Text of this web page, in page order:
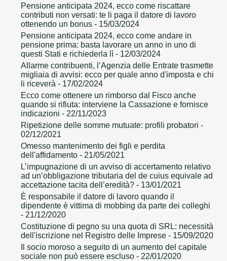
Pensione anticipata 2024, ecco come riscattare
contributi non versati: te li paga il datore di lavoro
ottenendo un bonus - 15/03/2024
Pensione anticipata 2024, ecco come andare in
pensione prima: basta lavorare un anno in uno di
questi Stati e richiederla lì - 12/03/2024
Allarme contribuenti, l’Agenzia delle Entrate trasmette
migliaia di avvisi: ecco per quale anno d'imposta e chi
li riceverà - 17/02/2024
Ecco come ottenere un rimborso dal Fisco anche
quando si rifiuta: interviene la Cassazione e fornisce
indicazioni - 22/11/2023
Ripetizione delle somme mutuate: profili probatori -
02/12/2021
Omesso mantenimento dei figli e perdita
dell'affidamento - 21/05/2021
L’impugnazione di un avviso di accertamento relativo
ad un’obbligazione tributaria del de cuius equivale ad
accettazione tacita dell’eredità? - 13/01/2021
È responsabile il datore di lavoro quando il
dipendente è vittima di mobbing da parte dei colleghi
- 21/12/2020
Costituzione di pegno su una quota di SRL: necessità
dell'iscrizione nel Registro delle Imprese - 15/09/2020
Il socio moroso a seguito di un aumento del capitale
sociale non può essere escluso - 22/01/2020